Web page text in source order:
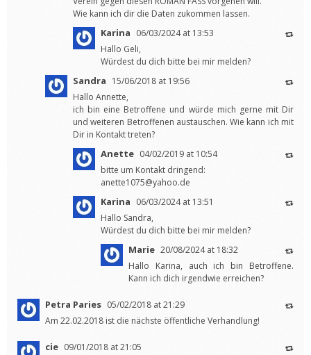
Wie kann ich dir die Daten zukommen lassen.
Karina 06/03/2024 at 13:53
Hallo Geli,
Würdest du dich bitte bei mir melden?
Sandra 15/06/2018 at 19:56
Hallo Annette,
ich bin eine Betroffene und würde mich gerne mit Dir
und weiteren Betroffenen austauschen. Wie kann ich mit
Dir in Kontakt treten?
Anette 04/02/2019 at 10:54
bitte um Kontakt dringend:
anette1075@yahoo.de
Karina 06/03/2024 at 13:51
Hallo Sandra,
Würdest du dich bitte bei mir melden?
Marie 20/08/2024 at 18:32
Hallo Karina, auch ich bin Betroffene.
Kann ich dich irgendwie erreichen?
Petra Paries 05/02/2018 at 21:29
Am 22.02.2018 ist die nächste öffentliche Verhandlung!
cie 09/01/2018 at 21:05